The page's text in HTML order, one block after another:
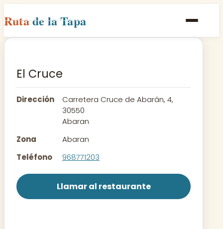
Rutade la Tapa
Inicio
Rutas
Contacto
El Cruce
Dirección
Carretera Cruce de Abarán, 4,
30550
Abaran
Zona
Abaran
Teléfono
968771203
Llamar al restaurante